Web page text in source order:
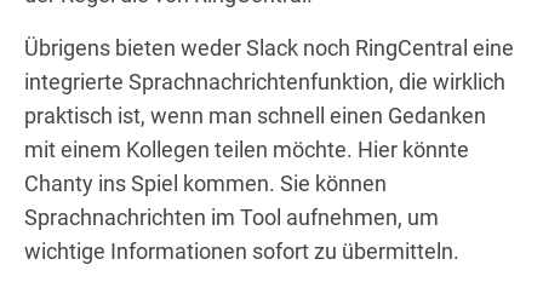
Übrigens bieten weder Slack noch RingCentral eine
integrierte Sprachnachrichtenfunktion, die wirklich
praktisch ist, wenn man schnell einen Gedanken
mit einem Kollegen teilen möchte. Hier könnte
Chanty ins Spiel kommen. Sie können
Sprachnachrichten im Tool aufnehmen, um
wichtige Informationen sofort zu übermitteln.